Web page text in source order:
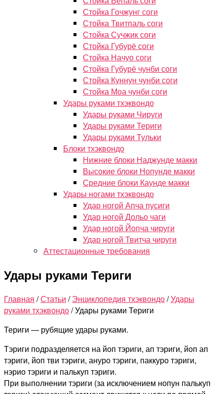
Стойка Гочжунг соги
Стойка Твитпаль соги
Стойка Сучжик соги
Стойка Губурё соги
Стойка Начуо соги
Стойка Губурё чунби соги
Стойка Куннун чунби соги
Стойка Моа чунби соги
Удары руками тхэквондо
Удары руками Чируги
Удары руками Териги
Удары руками Тульки
Блоки тхэквондо
Нижние блоки Наджунде макки
Высокие блоки Нопунде макки
Средние блоки Каунде макки
Удары ногами тхэквондо
Удар ногой Апча пусиги
Удар ногой Дольо чаги
Удар ногой Йопча чируги
Удар ногой Твитча чируги
Аттестационные требования
Удары руками Териги
Главная /Статьи / Энциклопедия тхэквондо/Удары
руками тхэквондо/Удары руками Териги
Териги — рубящие удары руками.
Тэриги подразделяется на йоп тэриги, ап тэриги, йоп ап
тэриги, йоп тви тэриги, ануро тэриги, паккуро тэриги,
нэрио тэриги и палькуп тэриги.
При выполнении тэриги (за исключением нопун палькуп